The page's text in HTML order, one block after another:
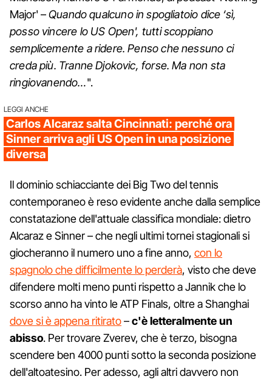
Major' –Quando qualcuno in spogliatoio dice ‘sì,
posso vincere lo US Open', tutti scoppiano
semplicemente a ridere. Penso che nessuno ci
creda più. Tranne Djokovic, forse. Ma non sta
ringiovanendo…".
LEGGI ANCHE
Carlos Alcaraz salta Cincinnati: perché ora
Sinner arriva agli US Open in una posizione
diversa
Il dominio schiacciante dei Big Two del tennis
contemporaneo è reso evidente anche dalla semplice
constatazione dell'attuale classifica mondiale: dietro
Alcaraz e Sinner – che negli ultimi tornei stagionali si
giocheranno il numero uno a fine anno, con lo
spagnolo che difficilmente lo perderà, visto che deve
difendere molti meno punti rispetto a Jannik che lo
scorso anno ha vinto le ATP Finals, oltre a Shanghai
dove si è appena ritirato–c'è letteralmente un
abisso. Per trovare Zverev, che è terzo, bisogna
scendere ben 4000 punti sotto la seconda posizione
dell'altoatesino. Per adesso, agli altri davvero non